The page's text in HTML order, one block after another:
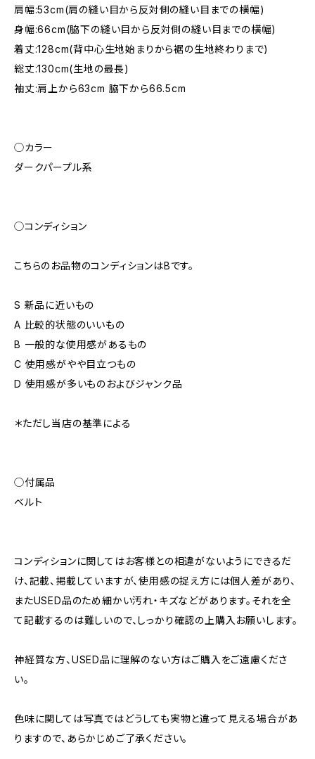
肩幅:53cm(肩の縫い目から反対側の縫い目までの横幅)
身幅:66cm(脇下の縫い目から反対側の縫い目までの横幅)
着丈:128cm(背中心生地始まりから裾の生地終わりまで)
総丈:130cm(生地の最長)
袖丈:肩上から63cm 脇下から66.5cm
◯カラー
ダークパープル系
◯コンディション
こちらのお品物のコンディションはBです。
S 新品に近いもの
A 比較的状態のいいもの
B 一般的な使用感があるもの
C 使用感がやや目立つもの
D 使用感が多いものおよびジャンク品
＊ただし当店の基準による
◯付属品
ベルト
コンディションに関してはお客様との相違がないようにできるだ
け、記載、掲載していますが、使用感の捉え方には個人差があり、
またUSED品のため細かい汚れ・キズなどがあります。それを全
て記載するのは難しいので、しっかり確認の上購入お願いします。
神経質な方、USED品に理解のない方はご購入をご遠慮くださ
い。
色味に関しては写真ではどうしても実物と違って見える場合があ
りますので、あらかじめご了承ください。